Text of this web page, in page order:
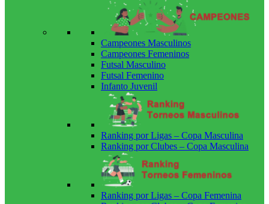
Campeones Masculinos
Campeones Femeninos
Futsal Masculino
Futsal Femenino
Infanto Juvenil
Ranking por Ligas – Copa Masculina
Ranking por Clubes – Copa Masculina
Ranking por Ligas – Copa Femenina